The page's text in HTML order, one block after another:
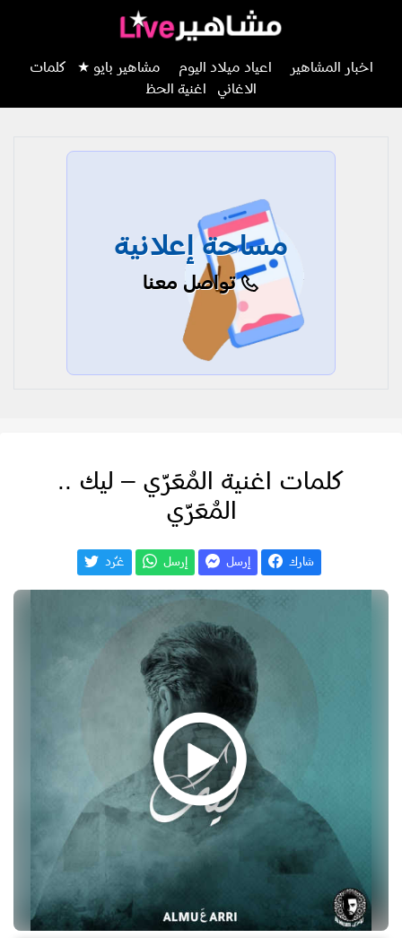
اخبار المشاهير اعياد ميلاد اليوم مشاهير بايو ★
كلمات
الاغاني
اغنية الحظ
مساحة إعلانية
تواصل معنا
كلمات اغنية المُعَرّي – ليك ..
المُعَرّي
شارك إرسل إرسل غـّرد